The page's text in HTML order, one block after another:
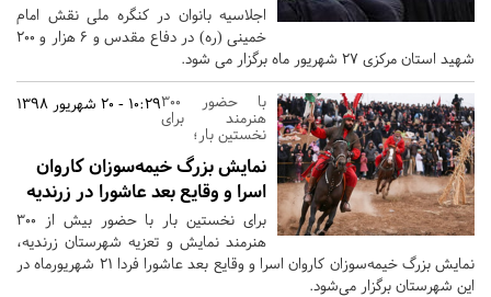
اجلاسیه بانوان در کنگره ملی نقش امام
خمینی (ره) در دفاع مقدس و ۶ هزار و ۲۰۰
شهید استان مرکزی ۲۷ شهریور ماه برگزار می شود.
10:29 - 20 شهریور 1398با حضور 300
هنرمند برای
نخستین بار؛
نمایش بزرگ خیمه‌سوزان کاروان
اسرا و وقایع بعد عاشورا در زرندیه
برای نخستین بار با حضور بیش از ۳۰۰
هنرمند نمایش و تعزیه شهرستان زرندیه،
نمایش بزرگ خیمه‌سوزان کاروان اسرا و وقایع بعد عاشورا فردا 21 شهریورماه در
این شهرستان برگزار می‌شود.